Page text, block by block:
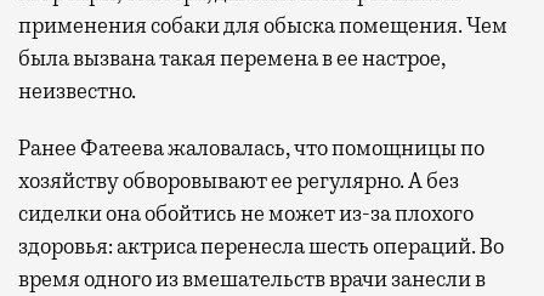
применения собаки для обыска помещения. Чем
была вызвана такая перемена в ее настрое,
неизвестно.
Ранее Фатеева жаловалась, что помощницы по
хозяйству обворовывают ее регулярно. А без
сиделки она обойтись не может из-за плохого
здоровья: актриса перенесла шесть операций. Во
время одного из вмешательств врачи занесли в